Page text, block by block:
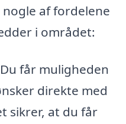
af fordelene
i området:
Du får muligheden
direkte med
sikrer, at du får